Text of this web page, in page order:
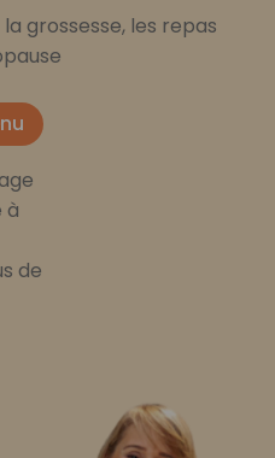
grossesse, les repas
à
de